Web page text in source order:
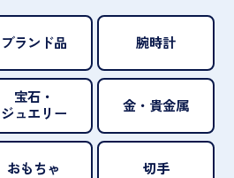
ブランド品 腕時計
宝石・
ジュエリー
金・貴金属
おもちゃ 切手